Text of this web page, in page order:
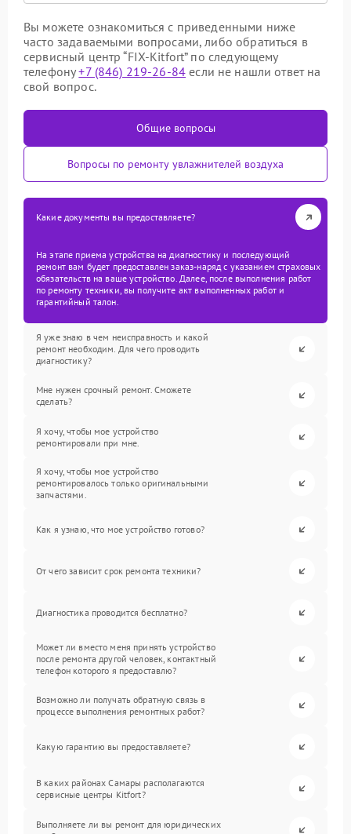
Вы можете ознакомиться с приведенными ниже
часто задаваемыми вопросами, либо обратиться в
сервисный центр “FIX-Kitfort” по следующему
телефону+7 (846) 219-26-84 если не нашли ответ на
свой вопрос.
Общие вопросы
Вопросы по ремонту увлажнителей воздуха
Какие документы вы предоставляете?
На этапе приема устройства на диагностику и последующий
ремонт вам будет предоставлен заказ-наряд с указанием страховых
обязательств на ваше устройство. Далее, после выполнения работ
по ремонту техники, вы получите акт выполненных работ и
гарантийный талон.
Я уже знаю в чем неисправность и какой
ремонт необходим. Для чего проводить
диагностику?
Мне нужен срочный ремонт. Сможете
сделать?
Я хочу, чтобы мое устройство
ремонтировали при мне.
Я хочу, чтобы мое устройство
ремонтировалось только оригинальными
запчастями.
Как я узнаю, что мое устройство готово?
От чего зависит срок ремонта техники?
Диагностика проводится бесплатно?
Может ли вместо меня принять устройство
после ремонта другой человек, контактный
телефон которого я предоставлю?
Возможно ли получать обратную связь в
процессе выполнения ремонтных работ?
Какую гарантию вы предоставляете?
В каких районах Самары располагаются
сервисные центры Kitfort?
Выполняете ли вы ремонт для юридических